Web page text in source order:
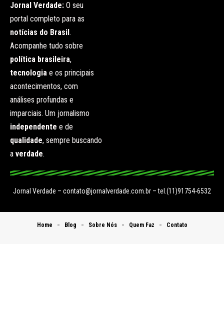
Jornal Verdade: O seu
portal completo para as
notícias do Brasil .
Acompanhe tudo sobre
política brasileira,
tecnologia e os principais
acontecimentos, com
análises profundas e
imparciais. Um jornalismo
independente e de
qualidade, sempre buscando
a verdade.
Jornal Verdade – contato@jornalverdade.com.br – tel.(11)91754-6532
Home Blog Sobre Nós Quem Faz Contato